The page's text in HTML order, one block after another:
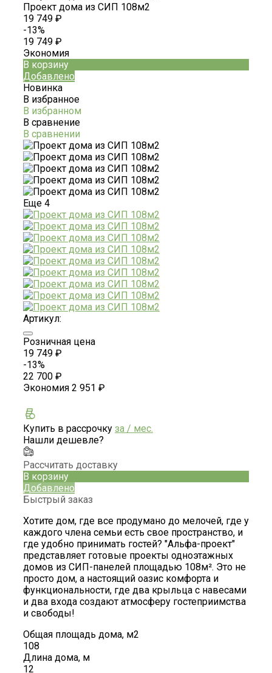
Проект дома из СИП 108м2
19 749 ₽
-13%
19 749 ₽
Экономия
В корзину
Добавлено
Новинка
В избранное
В избранном
В сравнение
В сравнении
Еще 4
Артикул:
Розничная цена
19 749 ₽
-13%
22 700 ₽
Экономия 2 951 ₽
Купить в рассрочку за / мес.
Нашли дешевле?
Рассчитать доставку
В корзину
Добавлено
Быстрый заказ
Хотите дом, где все продумано до мелочей, где у
каждого члена семьи есть свое пространство, и
где удобно принимать гостей? "Альфа-проект"
представляет готовые проекты одноэтажных
домов из СИП-панелей площадью 108м². Это не
просто дом, а настоящий оазис комфорта и
функциональности, где два крыльца с навесами
и два входа создают атмосферу гостеприимства
и свободы!
Общая площадь дома, м2
108
Длина дома, м
12